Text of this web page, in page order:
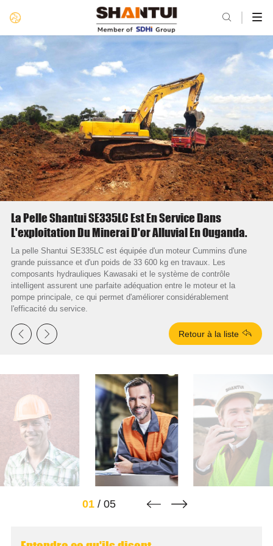

La Pelle Shantui SE335LC Est En Service Dans
L'exploitation Du Minerai D'or Alluvial En Ouganda.
La pelle Shantui SE335LC est équipée d'un moteur Cummins d'une
grande puissance et d'un poids de 33 600 kg en travaux. Les
composants hydrauliques Kawasaki et le système de contrôle
intelligent assurent une parfaite adéquation entre le moteur et la
pompe principale, ce qui permet d'améliorer considérablement
l'efficacité du service.
  Retour à la liste 
01/ 05  